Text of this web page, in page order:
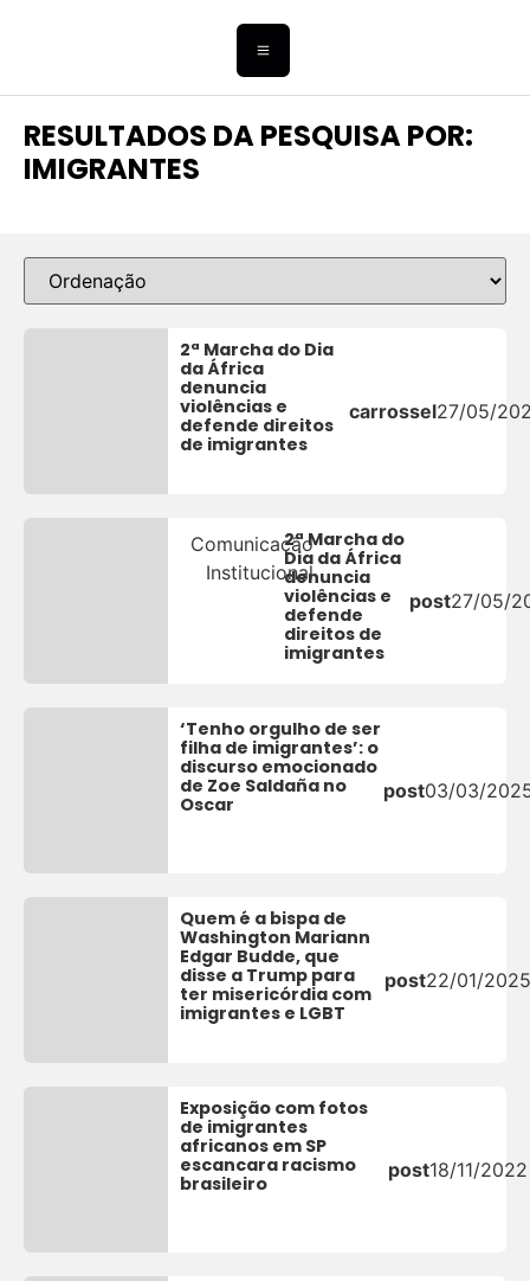
RESULTADOS DA PESQUISA POR:
IMIGRANTES
2ª Marcha do Dia
da África
denuncia
violências e
defende direitos
de imigrantes
carrossel27/05/
Comunicação
Institucional
2ª Marcha do
Dia da África
denuncia
violências e
defende
direitos de
imigrantes
post27/05/
‘Tenho orgulho de ser
filha de imigrantes’: o
discurso emocionado
de Zoe Saldaña no
Oscar
post03/03/
Quem é a bispa de
Washington Mariann
Edgar Budde, que
disse a Trump para
ter misericórdia com
imigrantes e LGBT
post22/01/
Exposição com fotos
de imigrantes
africanos em SP
escancara racismo
brasileiro
post18/11/2022